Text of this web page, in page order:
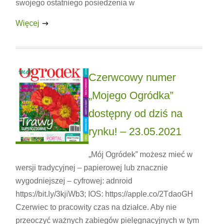
swojego ostatniego posiedzenia w
Więcej
Czerwcowy numer
„Mojego Ogródka”
dostępny od dziś na
rynku! – 23.05.2021
„Mój Ogródek” możesz mieć w
wersji tradycyjnej – papierowej lub znacznie
wygodniejszej – cyfrowej: adnroid
https://bit.ly/3kjiWb3; IOS: https://apple.co/2TdaoGH
Czerwiec to pracowity czas na działce. Aby nie
przeoczyć ważnych zabiegów pielęgnacyjnych w tym